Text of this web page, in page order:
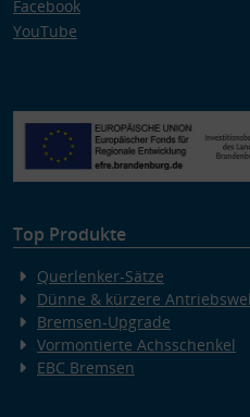
Facebook
YouTube
Top Produkte
Querlenker-Sätze
Dünne & kürzere
Bremsen-Upgrade
Vormontierte Achsschenkel
EBC Bremsen